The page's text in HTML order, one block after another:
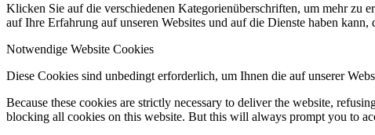
Klicken Sie auf die verschiedenen Kategorienüberschriften, um mehr zu
auf Ihre Erfahrung auf unseren Websites und auf die Dienste haben kann,
Notwendige Website Cookies
Diese Cookies sind unbedingt erforderlich, um Ihnen die auf unserer
Because these cookies are strictly necessary to deliver the website,
blocking all cookies on this website. But this will always prompt you to